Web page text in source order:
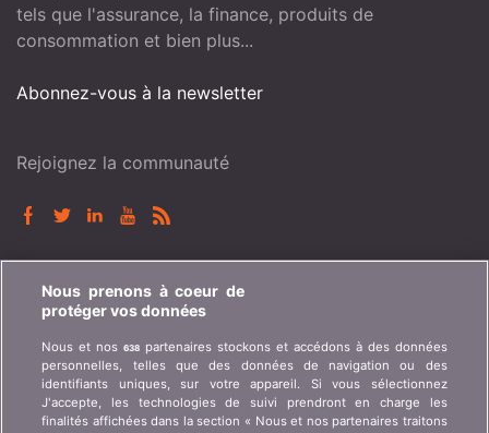
tels que l'assurance, la finance, produits de
consommation et bien plus...
Abonnez-vous à la newsletter
Rejoignez la communauté
BONUS.CH
comparatifs ? Demande de presse, partenariat,
publicité, ...
Qui sommes-nous ?
Information client art. 45
Nous prenons à coeur de
protéger vos données
Nous et nos638 partenaires stockons et accédons à des données
personnelles, telles que des données de navigation ou des
identifiants uniques, sur votre appareil. Si vous sélectionnez
J'accepte, les technologies de suivi prendront en charge les
finalités affichées dans la section « Nous et nos partenaires traitons